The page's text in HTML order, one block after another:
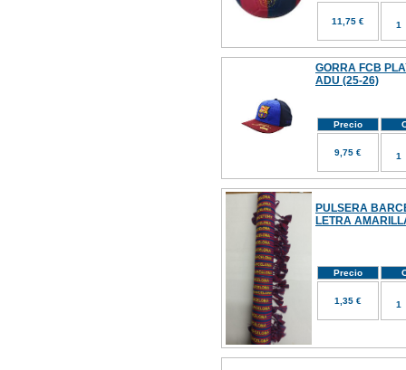
11,75 €
GORRA FCB
ADU (25-26)
Precio
9,75 €
PULSERA
LETRA
Precio
1,35 €